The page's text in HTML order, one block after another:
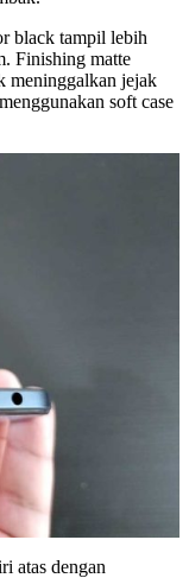
black tampil lebih
Finishing matte
meninggalkan jejak
soft case
atas dengan